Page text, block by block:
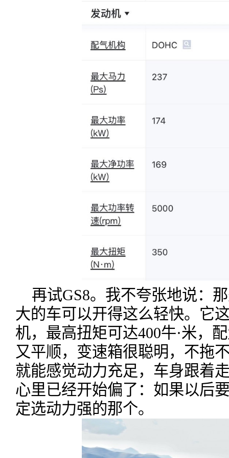
再试GS8。我不夸张地说：
大的车可以开得这么轻快。它
机，最高扭矩可达400牛·米，
又平顺，变速箱很聪明，不拖
就能感觉动力充足，车身跟着
心里已经开始偏了：如果以后
定选动力强的那个。